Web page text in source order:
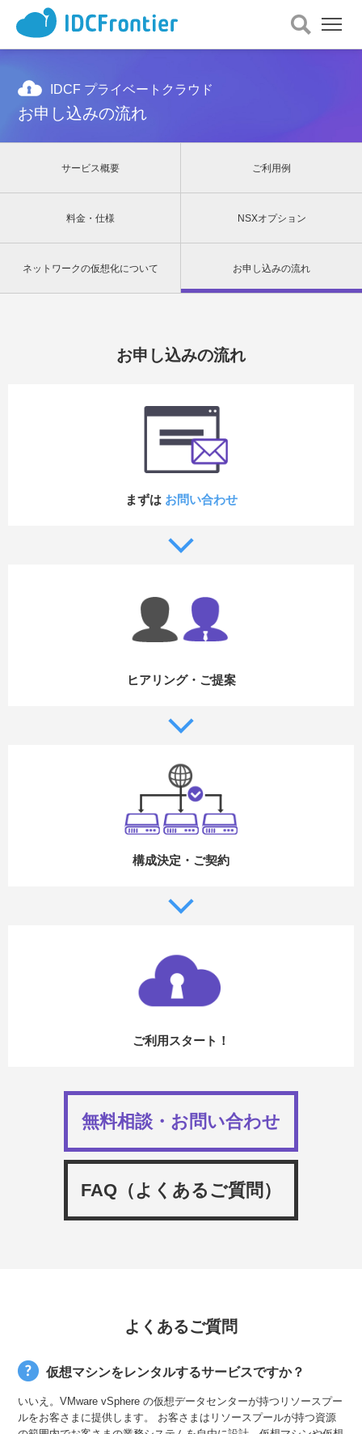
メ
ニ
ュ
IDCF プライベートクラウド
お申し込みの流れ
サービス概要 ご利用例
料金・仕様 NSXオプション
ネットワークの仮想化について お申し込みの流れ
お申し込みの流れ
まずは お問い合わせ
ヒアリング・ご提案
構成決定・ご契約
ご利用スタート！
無料相談 ・お問い合わせ
FAQ（よくあるご質問）
よくあるご質問
仮想マシンをレンタルするサービスですか？
いいえ。VMware vSphere の仮想データセンターが持つリソースプー
ルをお客さまに提供します。 お客さまはリソースプールが持つ資源